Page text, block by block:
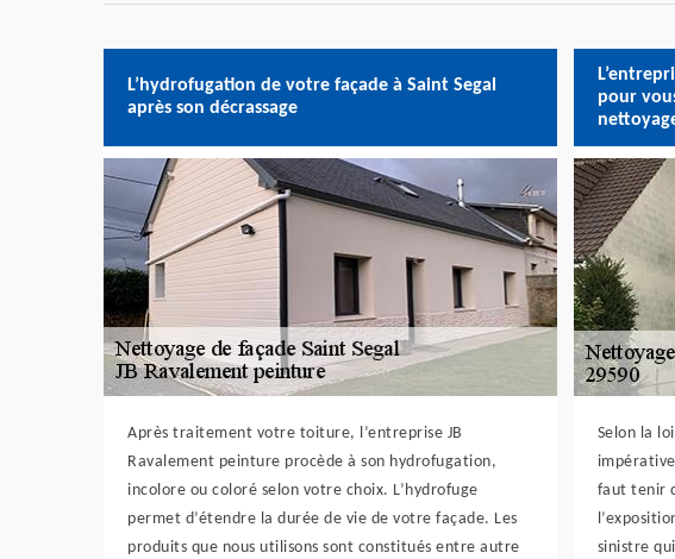
L’hydrofugation de votre façade à Saint Segal
après son décrassage
Après traitement votre toiture, l’entreprise JB
Ravalement peinture procède à son hydrofugation,
incolore ou coloré selon votre choix. L’hydrofuge
permet d’étendre la durée de vie de votre façade. Les
produits que nous utilisons sont constitués entre autre
pour
Selon la
faut tenir
sinistre